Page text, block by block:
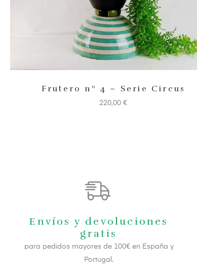
Frutero nº 4 – Serie Circus
220,00€
Envíos y devoluciones
gratis
para pedidos mayores de 100€ en España y
Portugal.